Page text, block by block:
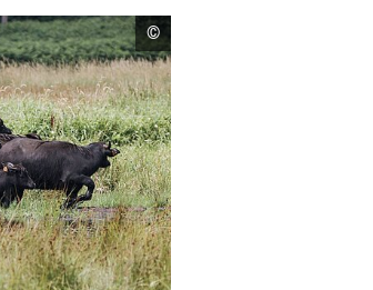
Copyright
Informationen
öffnen
©